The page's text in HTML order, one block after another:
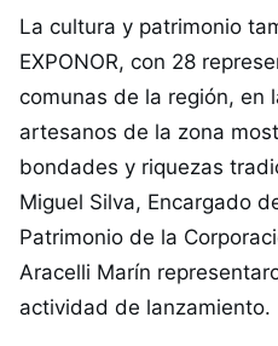
La cultura y patrimonio
EXPONOR, con 28
comunas de la región, en
artesanos de la zona
bondades y riquezas
Miguel Silva, Encargado
Patrimonio de la
Aracelli Marín
actividad de lanzamiento.